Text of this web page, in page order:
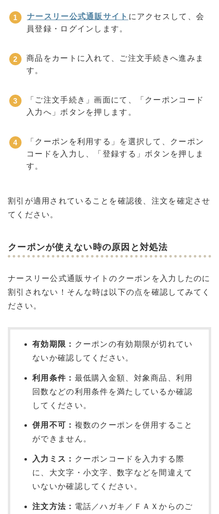
ナースリー公式通販サイト にアクセスして、会
員登録・ログインします。
商品をカートに入れて、ご注文手続きへ進みま
す。
「ご注文手続き」画面にて、「クーポンコード
入力へ」ボタンを押します。
「クーポンを利用する」を選択して、クーポン
コードを入力し、「登録する」ボタンを押しま
す。
割引が適用されていることを確認後、注文を確定させ
てください。
クーポンが使えない時の原因と対処法
ナースリー公式通販サイトのクーポンを入力したのに
割引されない！そんな時は以下の点を確認してみてく
ださい。
有効期限： クーポンの有効期限が切れてい
ないか確認してください。
利用条件： 最低購入金額、対象商品、利用
回数などの利用条件を満たしているか確認
してください。
併用不可： 複数のクーポンを併用すること
ができません。
入力ミス： クーポンコードを入力する際
に、大文字・小文字、数字などを間違えて
いないか確認してください。
注文方法： 電話／ハガキ／ＦＡＸからのご